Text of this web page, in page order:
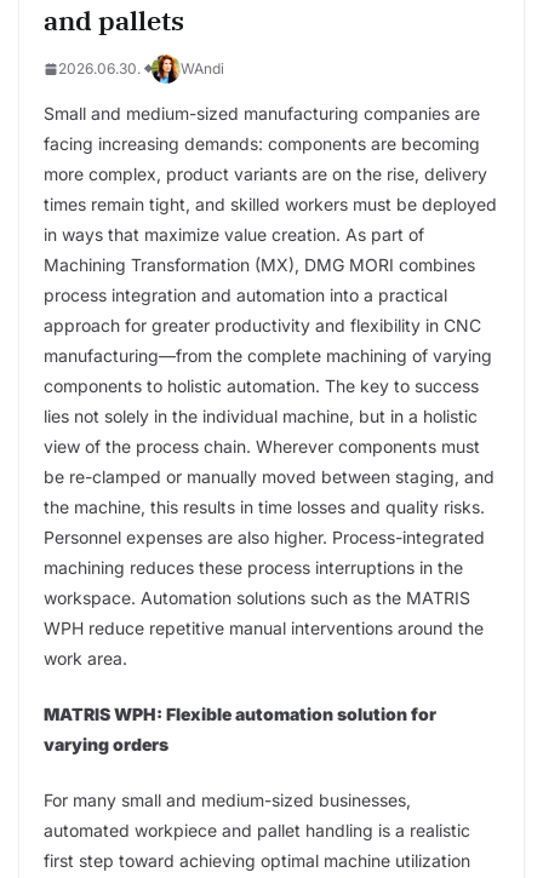
and pallets
2026.06.30. WAndi
Small and medium-sized manufacturing companies are
facing increasing demands: components are becoming
more complex, product variants are on the rise, delivery
times remain tight, and skilled workers must be deployed
in ways that maximize value creation. As part of
Machining Transformation (MX), DMG MORI combines
process integration and automation into a practical
approach for greater productivity and flexibility in CNC
manufacturing—from the complete machining of varying
components to holistic automation. The key to success
lies not solely in the individual machine, but in a holistic
view of the process chain. Wherever components must
be re-clamped or manually moved between staging, and
the machine, this results in time losses and quality risks.
Personnel expenses are also higher. Process-integrated
machining reduces these process interruptions in the
workspace. Automation solutions such as the MATRIS
WPH reduce repetitive manual interventions around the
work area.
MATRIS WPH: Flexible automation solution for
varying orders
For many small and medium-sized businesses,
automated workpiece and pallet handling is a realistic
first step toward achieving optimal machine utilization